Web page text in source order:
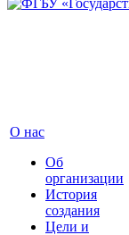
О нас
Об
организации
История
создания
Цели и